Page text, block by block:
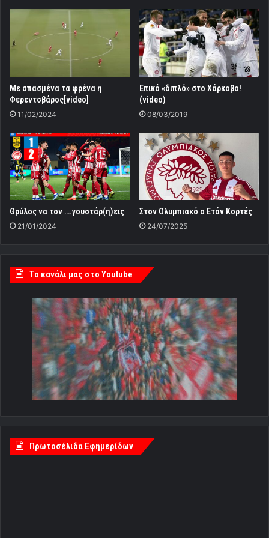
Mε σπασμένα τα φρένα η
Φερεντσβάρος[video]
11/02/2024
Επικό «διπλό» στο Χάρκοβο!
(video)
08/03/2019
Θρύλος να τον ….γουστάρ(η)εις
21/01/2024
Στον Ολυμπιακό ο Ετάν Κορτές
24/07/2025
Tο κανάλι μας στο Youtube
Πρωτοσέλιδα Εφημερίδων